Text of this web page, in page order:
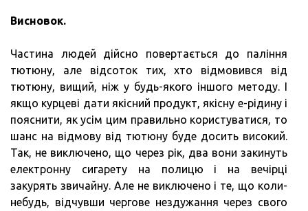
Висновок.
Частина людей дійсно повертається до паління
тютюну, але відсоток тих, хто відмовився від
тютюну, вищий, ніж у будь-якого іншого методу. І
якщо курцеві дати якісний продукт, якісну е-рідину і
пояснити, як усім цим правильно користуватися, то
шанс на відмову від тютюну буде досить високий.
Так, не виключено, що через рік, два вони закинуть
електронну сигарету на полицю і на вечірці
закурять звичайну. Але не виключено і те, що коли-
небудь, відчувши чергове нездужання через свого